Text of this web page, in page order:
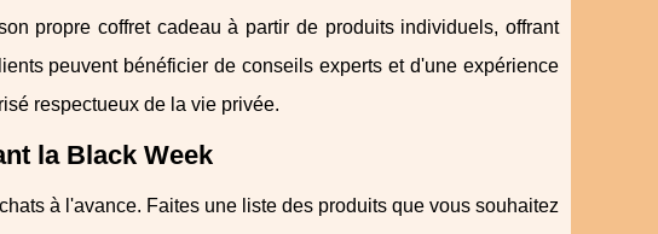
propre coffret cadeau à partir de produits individuels, offrant
peuvent bénéficier de conseils experts et d'une expérience
respectueux de la vie privée.
la Black Week
à l'avance. Faites une liste des produits que vous souhaitez